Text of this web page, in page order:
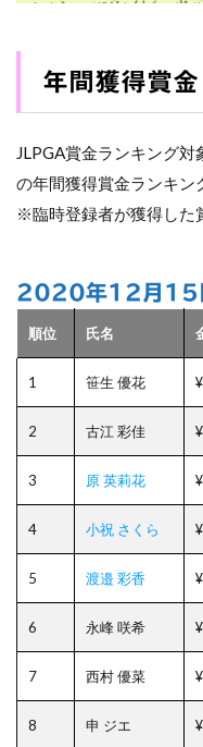
年間獲得賞金
JLPGA賞金ランキング
の年間獲得賞金ランキン
※臨時登録者が獲得した
2020年12月15
順位 氏名
1 笹生 優花
2 古江 彩佳
3 原 英莉花
4 小祝 さくら
5 渡邉 彩香
6 永峰 咲希
7 西村 優菜
8 申 ジエ